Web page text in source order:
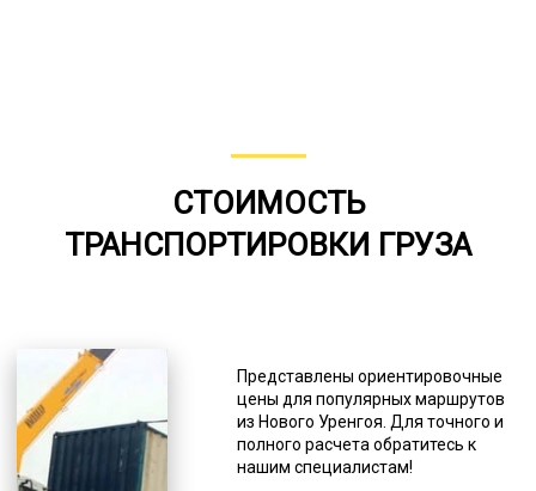
СТОИМОСТЬ
ТРАНСПОРТИРОВКИ ГРУЗА
Представлены ориентировочные
цены для популярных маршрутов
из Нового Уренгоя. Для точного и
полного расчета обратитесь к
нашим специалистам!